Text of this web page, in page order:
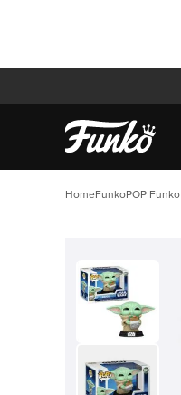
FunkoPOP Funko